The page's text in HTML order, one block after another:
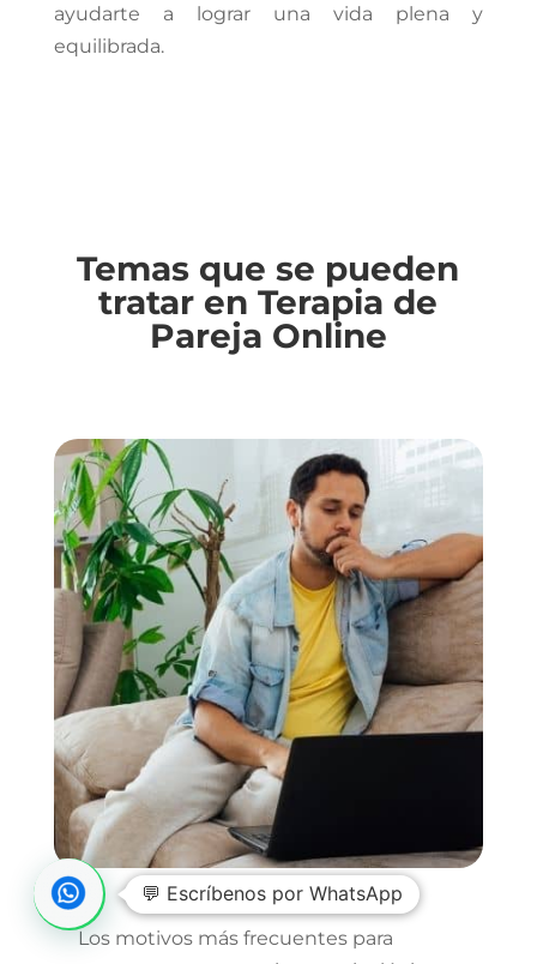
ayudarte a lograr una vida plena y
equilibrada.
Temas que se pueden
tratar en Terapia de
Pareja Online
Los motivos más frecuentes para
💬 Escríbenos por WhatsApp